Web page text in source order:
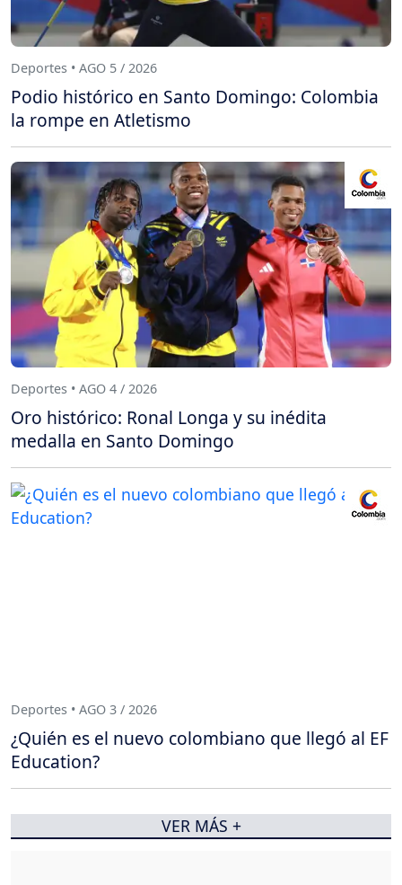
Deportes • AGO 5 / 2026
Podio histórico en Santo Domingo: Colombia
la rompe en Atletismo
Deportes • AGO 4 / 2026
Oro histórico: Ronal Longa y su inédita
medalla en Santo Domingo
Deportes • AGO 3 / 2026
¿Quién es el nuevo colombiano que llegó al EF
Education?
VER MÁS +